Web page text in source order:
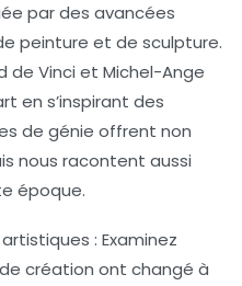
par des avancées
peinture et de sculpture.
de Vinci et Michel-Ange
en s’inspirant des
de génie offrent non
nous racontent aussi
époque.
: Examinez
création ont changé à